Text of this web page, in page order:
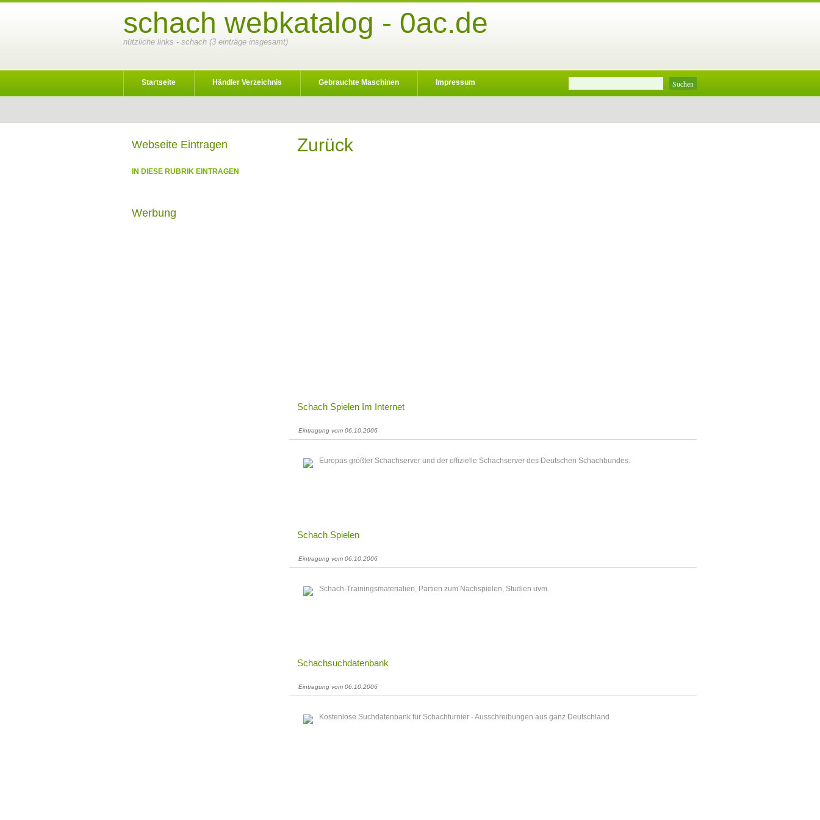
schach webkatalog - 0ac.de
nützliche links - schach (3 einträge insgesamt)
Startseite Händler Verzeichnis Gebrauchte Maschinen Impressum
Zurück
Schach Spielen Im Internet
Eintragung vom 06.10.2006
Europas größter Schachserver und der offizielle Schachserver des Deutschen Schachbundes.
Schach Spielen
Eintragung vom 06.10.2006
Schach-Trainingsmaterialien, Partien zum Nachspielen, Studien uvm.
Schachsuchdatenbank
Eintragung vom 06.10.2006
Kostenlose Suchdatenbank für Schachturnier - Ausschreibungen aus ganz Deutschland
Webseite Eintragen
IN DIESE RUBRIK EINTRAGEN
Werbung